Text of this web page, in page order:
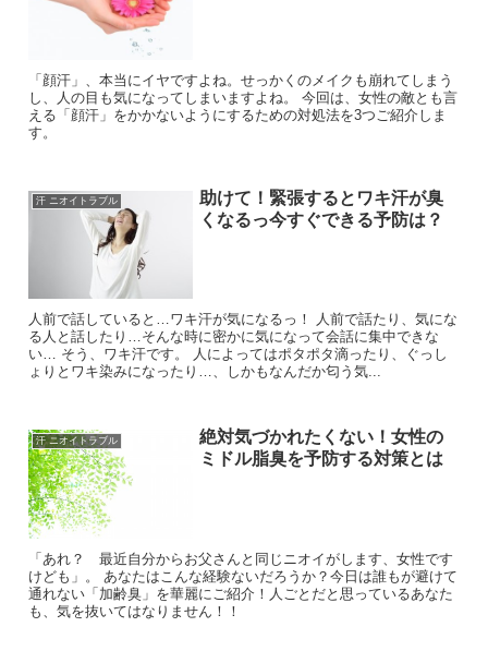
「顔汗」、本当にイヤですよね。せっかくのメイクも崩れてしまう
し、人の目も気になってしまいますよね。 今回は、女性の敵とも言
える「顔汗」をかかないようにするための対処法を3つご紹介しま
す。
汗 ニオイトラブル
助けて！緊張するとワキ汗が臭
くなるっ今すぐできる予防は？
人前で話していると…ワキ汗が気になるっ！ 人前で話たり、気にな
る人と話したり…そんな時に密かに気になって会話に集中できな
い… そう、ワキ汗です。 人によってはポタポタ滴ったり、ぐっし
ょりとワキ染みになったり…、しかもなんだか匂う気...
汗 ニオイトラブル
絶対気づかれたくない！女性の
ミドル脂臭を予防する対策とは
「あれ？ 最近自分からお父さんと同じニオイがします、女性です
けども」。 あなたはこんな経験ないだろうか？今日は誰もが避けて
通れない「加齢臭」を華麗にご紹介！人ごとだと思っているあなた
も、気を抜いてはなりません！！